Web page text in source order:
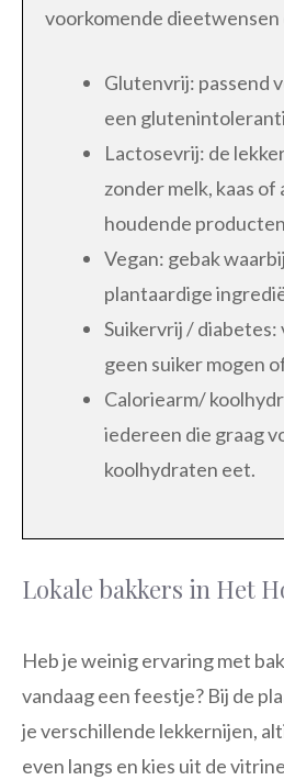
voorkomende dieetwensen
Glutenvrij: passend
een
Lactosevrij: de
zonder melk, kaas
houdende
Vegan: gebak
plantaardige
Suikervrij / diabetes:
geen suiker mogen
Caloriearm/
iedereen die graag
koolhydraten eet.
Lokale bakkers in Het
Heb je weinig ervaring met
vandaag een feestje? Bij de
je verschillende lekkernijen,
even langs en kies uit de